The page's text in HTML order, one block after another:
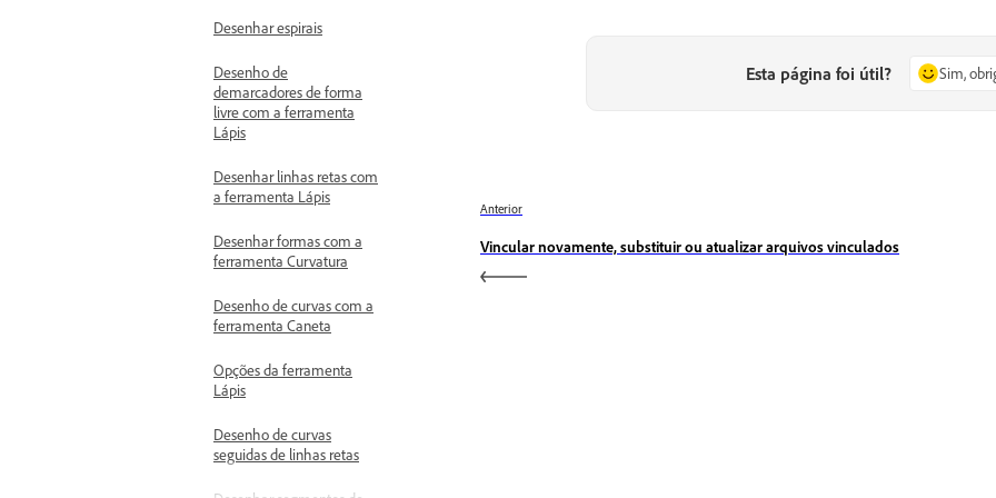
Desenhar espirais
Desenho de
demarcadores de forma
livre com a ferramenta
Lápis
Desenhar linhas retas com
a ferramenta Lápis
Desenhar formas com a
ferramenta Curvatura
Desenho de curvas com a
ferramenta Caneta
Opções da ferramenta
Lápis
Desenho de curvas
seguidas de linhas retas
Esta página foi útil? Sim,
Anterior
Vincular novamente, substituir ou atualizar arquivos vinculados